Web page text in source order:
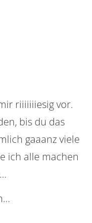
riiiiiiiesig vor.
bis du das
gaaanz viele
ich alle machen